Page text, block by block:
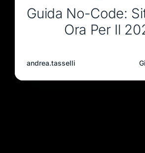
Guida No-Code:
Ora Per Il
andrea.tasselli